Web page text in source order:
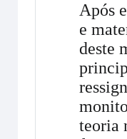
Após
e
deste
teoria